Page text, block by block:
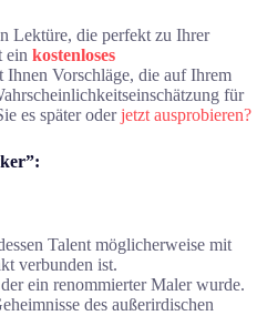
Lektüre, die perfekt zu Ihrer
ein kostenloses
Ihnen Vorschläge, die auf Ihrem
für
es später oderjetzt ausprobieren?
Talent möglicherweise mit
verbunden ist.
ein renommierter Maler wurde.
des außerirdischen